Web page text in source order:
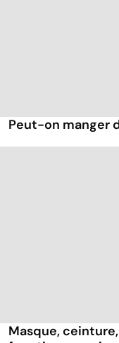
Peut-on manger
Masque,